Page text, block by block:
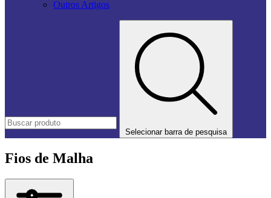
Outros Artigos
Selecionar barra de pesquisa
Fios de Malha